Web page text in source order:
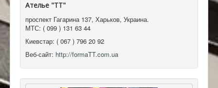
Ателье "ТТ"
проспект Гагарина 137, Харьков, Украина.
МТС: ( 099 ) 131 63 44
Киевстар: ( 067 ) 796 20 92
Веб-сайт: http://formaTT.com.ua